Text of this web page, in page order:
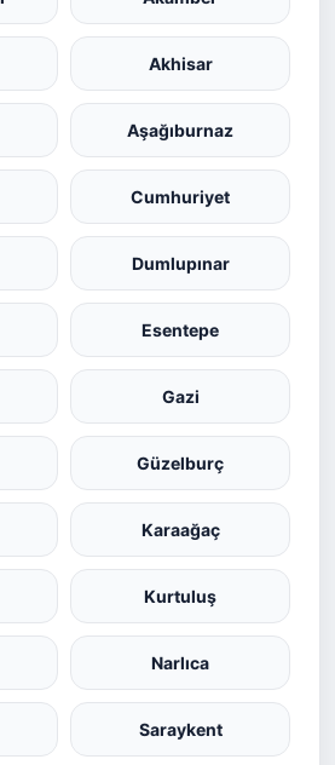
Akhisar
Aşağıburnaz
Cumhuriyet
Dumlupınar
Esentepe
Gazi
Güzelburç
Karaağaç
Kurtuluş
Narlıca
Saraykent